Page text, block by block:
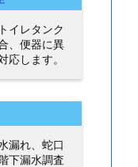
イレタンク
、便器に異
応します。
漏れ、蛇口
下漏水調査